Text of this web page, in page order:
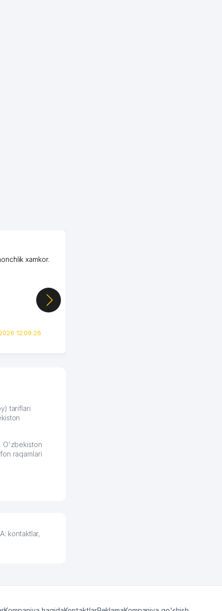
xamkor.
12:09:26
tariflari
O'zbekiston
raqamlari
kontaktlar,